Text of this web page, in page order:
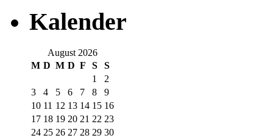
Kalender
August 2026
M D M D F S
S
1
2
3
4 5 6 7 8
9
10 11 12 13 14 15 16
17 18 19 20 21 22 23
24 25 26 27 28 29 30